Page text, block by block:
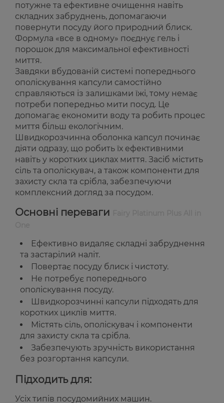
потужне та ефективне очищення навіть
складних забруднень, допомагаючи
повернути посуду його природний блиск.
Формула «все в одному» поєднує гель і
порошок для максимальної ефективності
миття.
Завдяки вбудованій системі попереднього
ополіскування капсули самостійно
справляються із залишками їжі, тому немає
потреби попередньо мити посуд. Це
допомагає економити воду та робить процес
миття більш екологічним.
Швидкорозчинна оболонка капсул починає
діяти одразу, що робить їх ефективними
навіть у коротких циклах миття. Засіб містить
сіль та ополіскувач, а також компоненти для
захисту скла та срібла, забезпечуючи
комплексний догляд за посудом.
Основні переваги
Ефективно видаляє складні забруднення
та застарілий наліт.
Повертає посуду блиск і чистоту.
Не потребує попереднього
ополіскування посуду.
Швидкорозчинні капсули підходять для
коротких циклів миття.
Містять сіль, ополіскувач і компоненти
для захисту скла та срібла.
Забезпечують зручність використання
без розгортання капсули.
Підходить для:
Усіх типів посудомийних машин.